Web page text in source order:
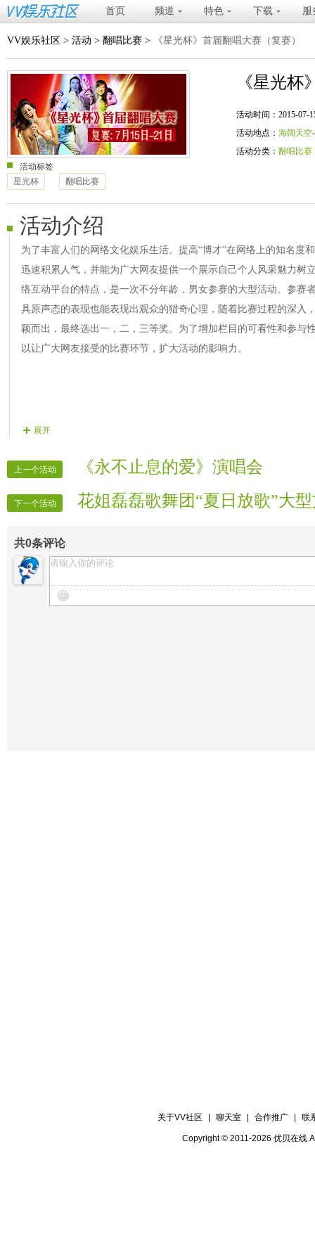
首页 频道 特色 下载 服
VV娱乐社区 > 活动 > 翻唱比赛 > 《星光杯》首届翻唱大赛（复赛）
《星光
活动时间：2015-07-
活动地点： 海阔天空
活动分类： 翻唱比赛
活动标签
星光杯
翻唱比赛
活动介绍
为了丰富人们的网络文化娱乐生活。提高“博才”在网络上的知名度
迅速积累人气，并能为广大网友提供一个展示自己个人风采魅力树
络互动平台的特点，是一次不分年龄，男女参赛的大型活动。参赛
具原声态的表现也能表现出观众的猎奇心理，随着比赛过程的深入
颖而出，最终选出一，二，三等奖。为了增加栏目的可看性和参与
以让广大网友接受的比赛环节，扩大活动的影响力。
展开
上一个活动 《永不止息的爱》演唱会
下一个活动 花姐磊磊歌舞团“夏日放歌”大
共0条评论
关于VV社区 聊天室 合作推广 联
Copyright © 2011-2026 优贝在线